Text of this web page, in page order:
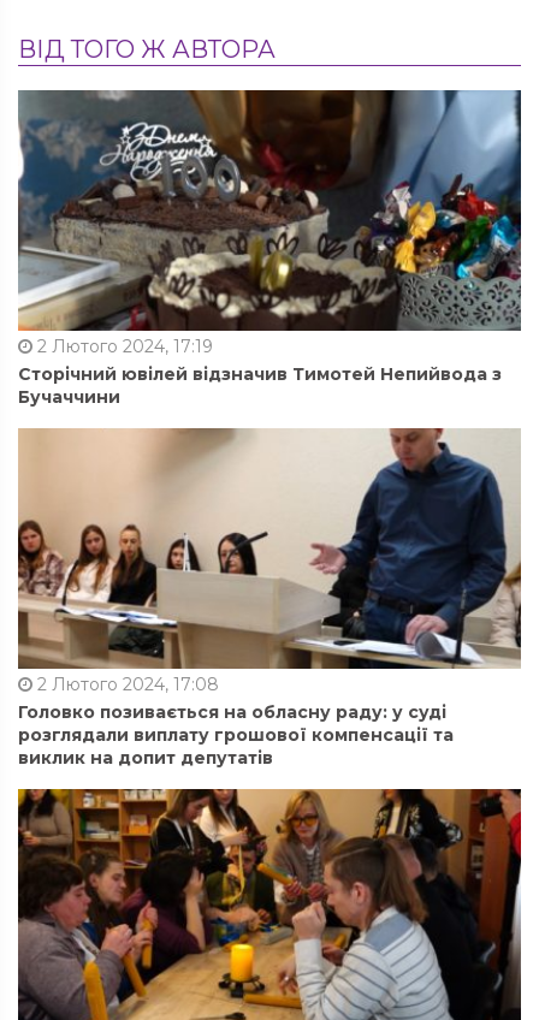
ВІД ТОГО Ж АВТОРА
2 Лютого 2024, 17:19
Сторічний ювілей відзначив Тимотей Непийвода з
Бучаччини
2 Лютого 2024, 17:08
Головко позивається на обласну раду: у суді
розглядали виплату грошової компенсації та
виклик на допит депутатів